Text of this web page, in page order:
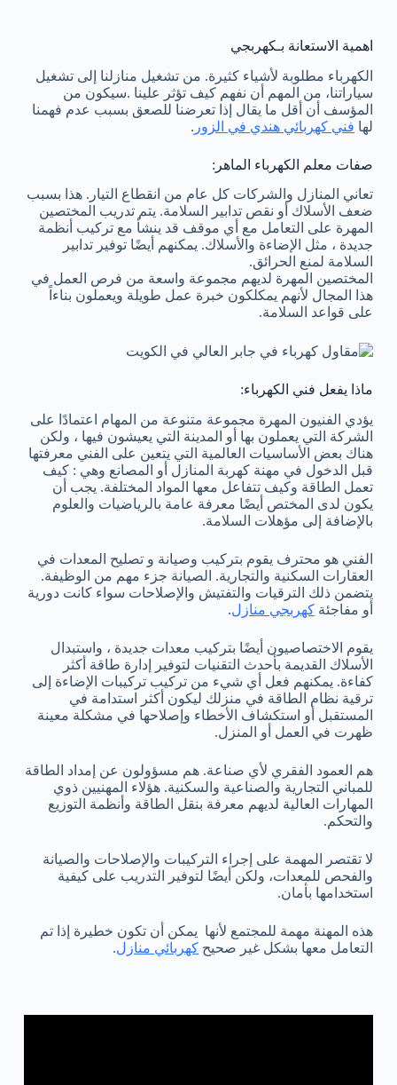
اهمية الاستعانة بـكهربجي
الكهرباء مطلوبة لأشياء كثيرة. من تشغيل منازلنا إلى تشغيل
سياراتنا، من المهم أن نفهم كيف تؤثر علينا .سيكون من
المؤسف أن أقل ما يقال إذا تعرضنا للصعق بسبب عدم فهمنا
لها فني كهربائي هندي في الزور .
صفات معلم الكهرباء الماهر:
تعاني المنازل والشركات كل عام من انقطاع التيار. هذا بسبب
ضعف الأسلاك أو نقص تدابير السلامة. يتم تدريب المختصين
المهرة على التعامل مع أي موقف قد ينشأ مع تركيب أنظمة
جديدة ، مثل الإضاءة والأسلاك. يمكنهم أيضًا توفير تدابير
السلامة لمنع الحرائق.
المختصين المهرة لديهم مجموعة واسعة من فرص العمل في
هذا المجال لأنهم يمكلكون خبرة عمل طويلة ويعملون بناءاً
على قواعد السلامة.
ماذا يفعل فني الكهرباء:
يؤدي الفنيون المهرة مجموعة متنوعة من المهام اعتمادًا على
الشركة التي يعملون بها أو المدينة التي يعيشون فيها ، ولكن
هناك بعض الأساسيات العالمية التي يتعين على الفني معرفتها
قبل الدخول في مهنة كهربة المنازل أو المصانع وهي : كيف
تعمل الطاقة وكيف تتفاعل معها المواد المختلفة. يجب أن
يكون لدى المختص أيضًا معرفة عامة بالرياضيات والعلوم
بالإضافة إلى مؤهلات السلامة.
الفني هو محترف يقوم بتركيب وصيانة و تصليح المعدات في
العقارات السكنية والتجارية. الصيانة جزء مهم من الوظيفة.
يتضمن ذلك الترقيات والتفتيش والإصلاحات سواء كانت دورية
أو مفاجئة كهربجي منازل.
يقوم الاختصاصيون أيضًا بتركيب معدات جديدة ، واستبدال
الأسلاك القديمة بأحدث التقنيات لتوفير إدارة طاقة أكثر
كفاءة. يمكنهم فعل أي شيء من تركيب تركيبات الإضاءة إلى
ترقية نظام الطاقة في منزلك ليكون أكثر استدامة في
المستقبل أو استكشاف الأخطاء وإصلاحها في مشكلة معينة
ظهرت في العمل أو المنزل.
هم العمود الفقري لأي صناعة. هم مسؤولون عن إمداد الطاقة
للمباني التجارية والصناعية والسكنية. هؤلاء المهنيين ذوي
المهارات العالية لديهم معرفة بنقل الطاقة وأنظمة التوزيع
والتحكم.
لا تقتصر المهمة على إجراء التركيبات والإصلاحات والصيانة
والفحص للمعدات، ولكن أيضًا لتوفير التدريب على كيفية
استخدامها بأمان.
هذه المهنة مهمة للمجتمع لأنها يمكن أن تكون خطيرة إذا تم
التعامل معها بشكل غير صحيح كهربائي منازل.